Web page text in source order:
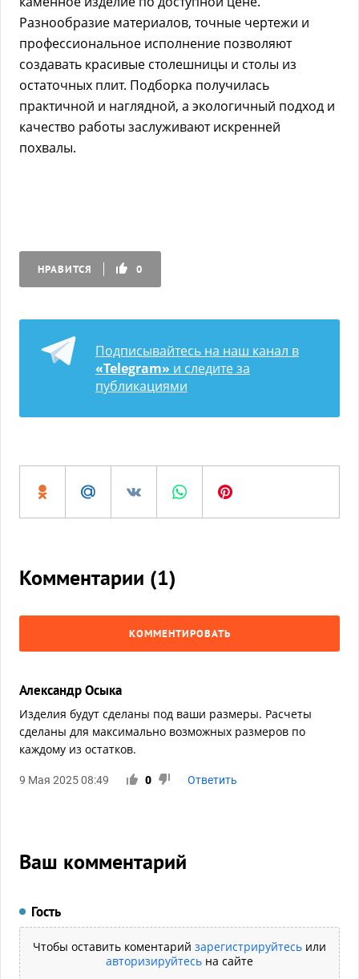
Разнообразие материалов, точные чертежи и
профессиональное исполнение позволяют
создавать красивые столешницы и столы из
остаточных плит. Подборка получилась
практичной и наглядной, а экологичный подход и
качество работы заслуживают искренней
похвалы.
НРАВИТСЯ 0
Подписывайтесь на наш канал в
«Telegram» и следите за
публикациями
Комментарии (1)
КОММЕНТИРОВАТЬ
Александр Осыка
Изделия будут сделаны под ваши размеры. Расчеты
сделаны для максимально возможных размеров по
каждому из остатков.
9 Мая 2025 08:49 0 Ответить
Ваш комментарий
Гость
Чтобы оставить коментарий зарегистрируйтесь или
авторизируйтесь на сайте